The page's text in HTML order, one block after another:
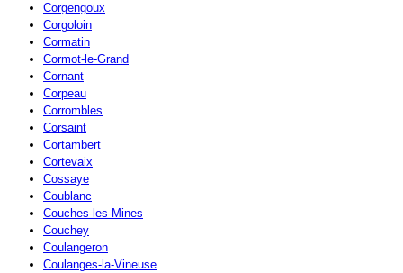
Corgengoux
Corgoloin
Cormatin
Cormot-le-Grand
Cornant
Corpeau
Corrombles
Corsaint
Cortambert
Cortevaix
Cossaye
Coublanc
Couches-les-Mines
Couchey
Coulangeron
Coulanges-la-Vineuse